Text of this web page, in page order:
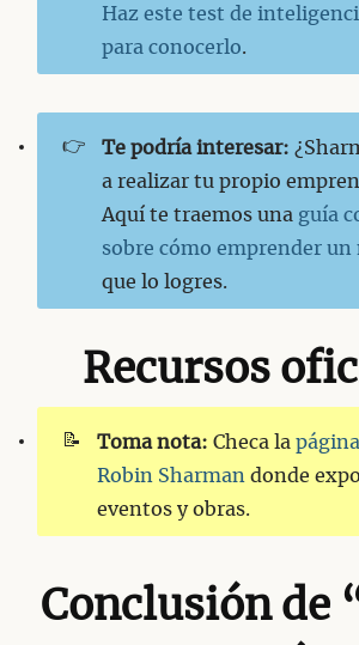
Haz este test de
para conocerlo.
👉 Te podría interesar:
a realizar tu propio
Aquí te traemos una guía
sobre cómo emprender un
que lo logres.
Recursos
📝 Toma nota: Checa la
Robin Sharman donde
eventos y obras.
Conclusión de